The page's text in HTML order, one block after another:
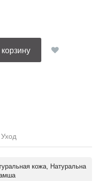
Уход
кожа, Натуральна